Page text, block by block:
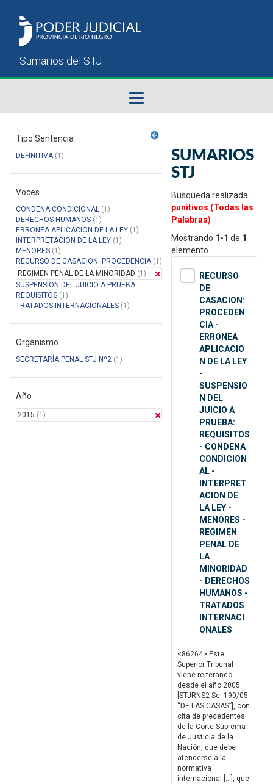
Sumarios del STJ
Manual del Usuario
Tipo Sentencia
DEFINITIVA(1)
Voces
CONDENA CONDICIONAL (1)
DERECHOS HUMANOS (1)
ERRONEA APLICACION DE LA LEY (1)
INTERPRETACION DE LA LEY (1)
MENORES (1)
RECURSO DE CASACION: PROCEDENCIA(1)
REGIMEN PENAL DE LA MINORIDAD (1)
SUSPENSION DEL JUICIO A PRUEBA:
REQUISITOS (1)
TRATADOS INTERNACIONALES (1)
Organismo
SECRETARÍA PENAL STJ Nº2 (1)
Año
2015 (1)
SUMARIOS
STJ
Busqueda realizada:
punitivos (Todas las
Palabras)
Mostrando 1-1 de 1
elemento.
RECURSO
DE
CASACION:
PROCEDEN
CIA -
ERRONEA
APLICACIO
N DE LA LEY
-
SUSPENSIO
N DEL
JUICIO A
PRUEBA:
REQUISITOS
- CONDENA
CONDICION
AL -
INTERPRET
ACION DE
LA LEY -
MENORES -
REGIMEN
PENAL DE
LA
MINORIDAD
- DERECHOS
HUMANOS -
TRATADOS
INTERNACI
ONALES
<86264> Este
Superior Tribunal
viene reiterando
desde el año 2005
[STJRNS2 Se. 190/05
“DE LAS CASAS”], con
cita de precedentes
de la Corte Suprema
de Justicia de la
Nación, que debe
atenderse a la
normativa
internacional […], que